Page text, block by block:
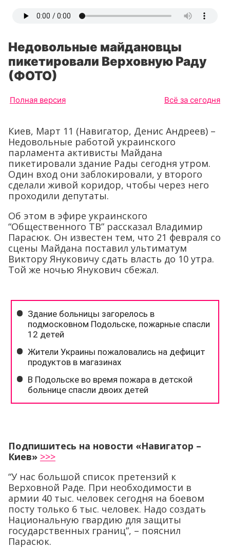
Недовольные майдановцы
пикетировали Верховную Раду
(ФОТО)
Полная версия Всё за сегодня
Киев, Март 11 (Навигатор, Денис Андреев) –
Недовольные работой украинского
парламента активисты Майдана
пикетировали здание Рады сегодня утром.
Один вход они заблокировали, у второго
сделали живой коридор, чтобы через него
проходили депутаты.
Об этом в эфире украинского
“Общественного ТВ” рассказал Владимир
Парасюк. Он известен тем, что 21 февраля со
сцены Майдана поставил ультиматум
Виктору Януковичу сдать власть до 10 утра.
Той же ночью Янукович сбежал.
Подпишитесь на новости «Навигатор –
Киев» >>>
“У нас большой список претензий к
Верховной Раде. При необходимости в
армии 40 тыс. человек сегодня на боевом
посту только 6 тыс. человек. Надо создать
Национальную гвардию для защиты
государственных границ”, – пояснил
Парасюк.